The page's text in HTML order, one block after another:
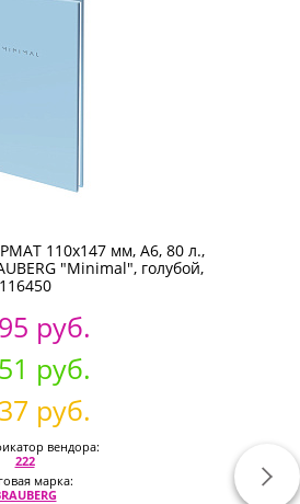
110х147 мм, А6, 80 л.,
"Minimal", голубой,
116450
руб.
руб.
руб.
вендора:
222
марка: